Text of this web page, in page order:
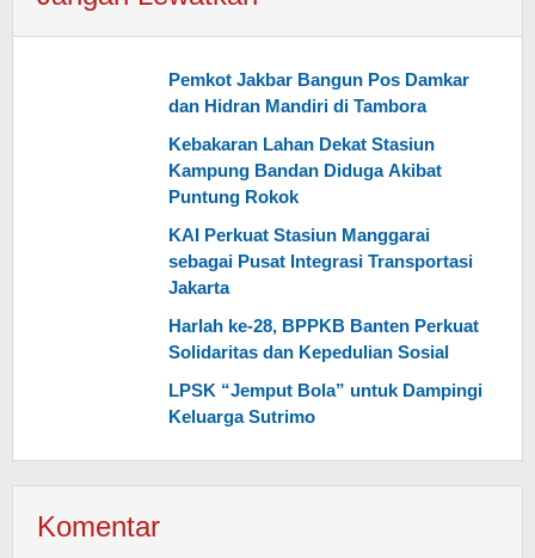
Pemkot Jakbar Bangun Pos Damkar
dan Hidran Mandiri di Tambora
Kebakaran Lahan Dekat Stasiun
Kampung Bandan Diduga Akibat
Puntung Rokok
KAI Perkuat Stasiun Manggarai
sebagai Pusat Integrasi Transportasi
Jakarta
Harlah ke-28, BPPKB Banten Perkuat
Solidaritas dan Kepedulian Sosial
LPSK “Jemput Bola” untuk Dampingi
Keluarga Sutrimo
Komentar